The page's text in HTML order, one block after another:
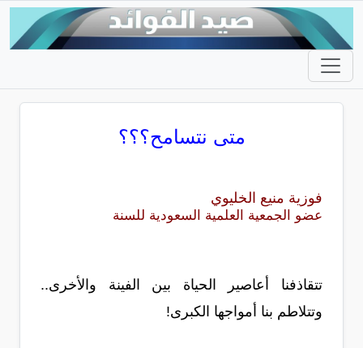
متى نتسامح؟؟؟
فوزية منيع الخليوي
عضو الجمعية العلمية السعودية للسنة
تتقاذفنا أعاصير الحياة بين الفينة والأخرى..
وتتلاطم بنا أمواجها الكبرى!